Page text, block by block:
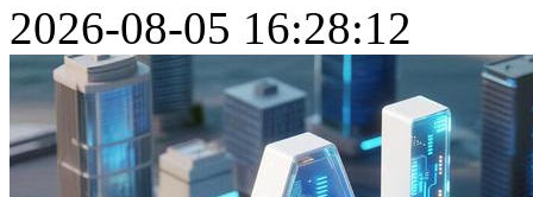
2026-08-05 16:28:12